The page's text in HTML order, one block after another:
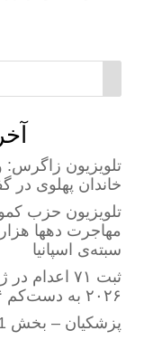
تلویزیون زاگرس:
خاندان پهلوی در
تلویزیون حزب
مهاجرت دهها
سبته‌ی اسپانیا
ثبت ۷۱
۲۰۲۶ به دست‌کم ۴۴۴ نفر رسید
پزشکیان – بخش 1 و 2 (شنیداری)